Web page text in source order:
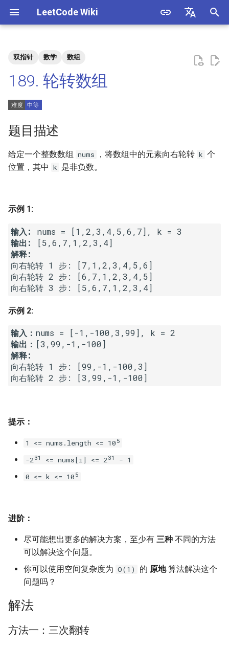
LeetCode Wiki
在
始
化
搜
引
7. 重建二叉树
10.2. 青蛙跳台阶问题
11. 旋转数组的最小数字
12. 矩阵中的路径
14.1. 剪绳子
14.2. 剪绳子 II
16. 数值的整数次方
17. 打印从 1 到最大的 n 位数
18. 删除链表的节点
20. 表示数值的字符串
21. 调整数组顺序使奇数位于
偶数前面
22. 链表中倒数第 k 个节点
24. 反转链表
25. 合并两个排序的链表
数
4. 只出现一次的数字
6. 排序数组中两个数字之和
7. 数组中和为 0 的三个数
8. 和大于等于 target 的最短子
数组
9. 乘积小于 K 的子数组
11. 和 1 个数相同的子数组
12. 左右两边子数组的和相等
14. 字符串中的变位词
15. 字符串中的所有变位词
串
18. 有效的回文
19. 最多删除一个字符得到回
20. 回文子字符串的个数
21. 删除链表的倒数第 n 个结
1.5. 一次编辑
1.8. 零矩阵
1.9. 字符串轮转
2.1. 移除重复节点
2.3. 删除中间节点
2.4. 分割链表
2.6. 回文链表
2.7. 链表相交
3.2. 栈的最小值
3.3. 堆盘子
3.4. 化栈为队
双指针 数学 数组
189. 轮转数组
题目描述
给定一个整数数组 nums ，将数组中的元素向右轮转 k 个
位置，其中 k 是非负数。
示例 1:
输入:
输出:
解释:
向右轮转 1 步: [7,1,2,3,4,5,6]
向右轮转 2 步: [6,7,1,2,3,4,5]
示例 2:
输入：
输出：
解释:
向右轮转 1 步: [99,-1,-100,3]
向右轮转 2 步: [3,99,-1,-100]
提示：
1 <= nums.length <= 10 5
-231 <= nums[i] <= 231
- 1
0 <= k <= 10 5
进阶：
尽可能想出更多的解决方案，至少有 三种 不同的方法
可以解决这个问题。
你可以使用空间复杂度为 O(1) 的 原地算法解决这个
问题吗？
解法
方法一：三次翻转